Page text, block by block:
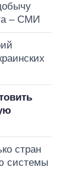
– СМИ
стран
системы